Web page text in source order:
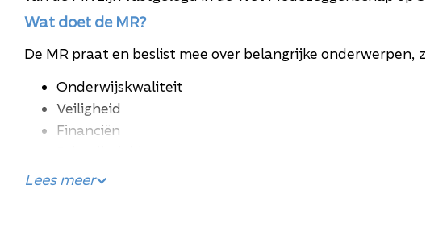
Wat doet de MR?
De MR praat en beslist mee over belangrijke onderwerpen,
Onderwijskwaliteit
Veiligheid
Financiën
De MR vergadert acht keer per jaar. Vragen of contact
Lees meer